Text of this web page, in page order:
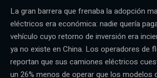
La gran barrera que frenaba la adopción
eléctricos era económica: nadie quería
vehículo cuyo retorno de inversión era
ya no existe en China. Los operadores de
reportan que sus camiones eléctricos
un 26% menos de operar que los modelos